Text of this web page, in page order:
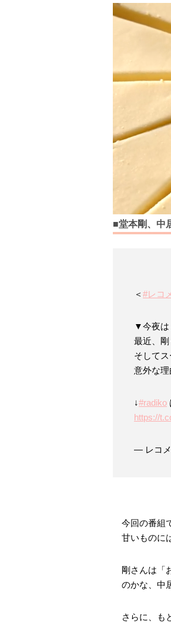
■堂本剛、中
＜#レコ
▼今夜は
最近、剛
そして
意外な理
↓#radiko
https://
— レコメ
今回の番組
甘いものに
剛さんは「
のかな、中
さらに、も